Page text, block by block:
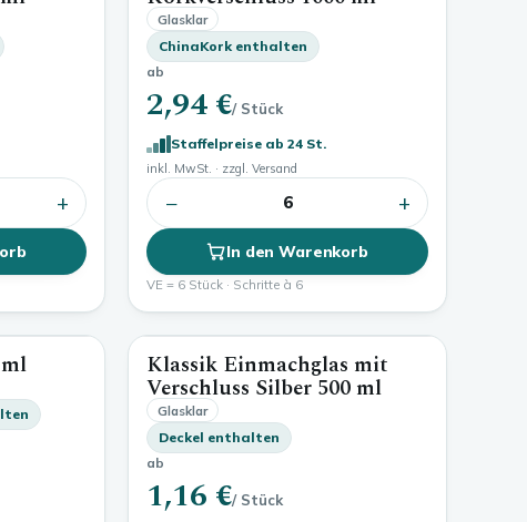
+
Glasklar
ChinaKork enthalten
ab
2,94 €/ Stück
Staffelpreise ab 24 St.
inkl. MwSt. · zzgl. Versand
− 6 +
In den Warenkorb
VE = 6 Stück · Schritte à 6
500 ml
Klassik Einmachglas mit
Verschluss Silber 500 ml
Glasklar
Deckel enthalten
ab
1,16 €/ Stück